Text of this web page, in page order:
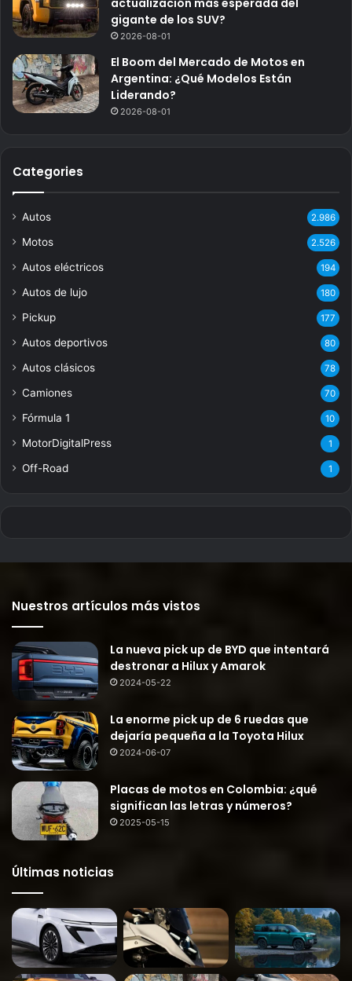
actualización más esperada del
gigante de los SUV?
2026-08-01
El Boom del Mercado de Motos en
Argentina: ¿Qué Modelos Están
Liderando?
2026-08-01
Categories
Autos 2.986
Motos 2.526
Autos eléctricos 194
Autos de lujo 180
Pickup 177
Autos deportivos 80
Autos clásicos 78
Camiones 70
Fórmula 1 10
MotorDigitalPress 1
Off-Road 1
Nuestros artículos más vistos
La nueva pick up de BYD que intentará
destronar a Hilux y Amarok
2024-05-22
La enorme pick up de 6 ruedas que
dejaría pequeña a la Toyota Hilux
2024-06-07
Placas de motos en Colombia: ¿qué
significan las letras y números?
2025-05-15
Últimas noticias